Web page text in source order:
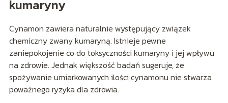
kumaryny
Cynamon zawiera naturalnie występujący związek
chemiczny zwany kumaryną. Istnieje pewne
zaniepokojenie co do toksyczności kumaryny i jej wpływu
na zdrowie. Jednak większość badań sugeruje, że
spożywanie umiarkowanych ilości cynamonu nie stwarza
poważnego ryzyka dla zdrowia.